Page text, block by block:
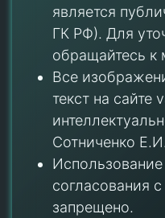
является
ГК РФ). Для
обращайтесь
Все
текст на сайте
Сотниченко
согласования
запрещено.